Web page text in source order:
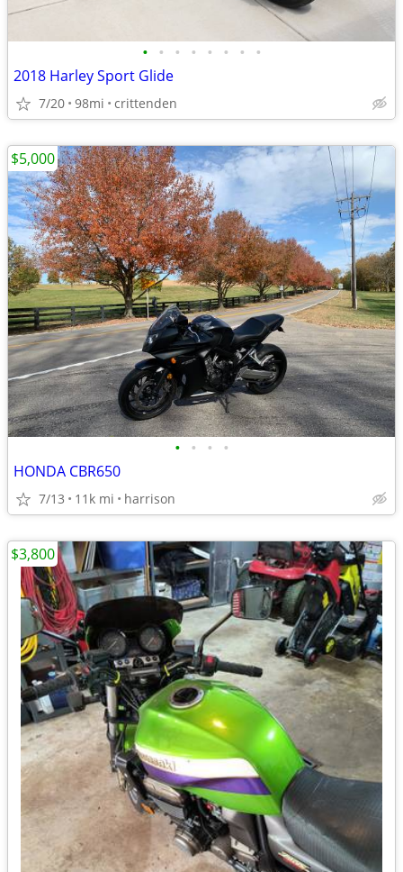
• • • • • • • •
2018 Harley Sport Glide
7/20 98mi crittenden
• • • •
HONDA CBR650
7/13 11k mi harrison
$5,000
$3,800